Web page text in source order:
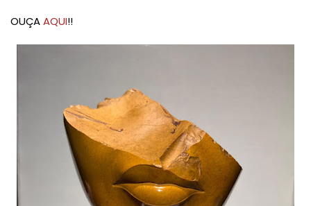
OUÇAAQUI!!